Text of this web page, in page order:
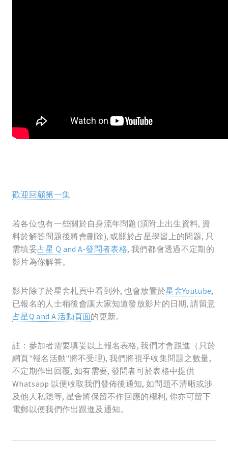
歡迎回顧第一集
若各位也有一些關於自身流年問題(須附上出生資料, 資
料於解答問題後將會刪除), 或關於占星學習上的問題, 只
需填妥占星 Q and A-發問者表格, 我們都會透過不定期的
影片為你解答。
影片除了於星舍札頁中看到外, 也會放置於星舍Youtube,
已報名的人士稍後會讓大家知道發放影片的日期, 請留意
占星Q and A 活動頁面的更新。
註：參加者需要填妥以上報名表格, 我們才會跟進（只於
網頁"報名活動"將不受理), 我們將視乎收集問題之數量,
不定期作出回覆, 如有需要, 發問者可於表格中提供
Whatsapp 以便收取我們發佈後通知, 如問題不清晰或涉
及他人私隱等, 星舍將保留不作回應的權利, 你亦可留下
電郵以便我們作出跟進及通知。